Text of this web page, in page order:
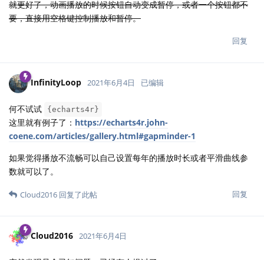
就更好了，动画播放的时候按钮自动变成暂停，或者一个按钮都不
要，直接用空格键控制播放和暂停。
回复
InfinityLoop 2021年6月4日 已编辑
何不试试 {echarts4r}
这里就有例子了： https://echarts4r.john-
coene.com/articles/gallery.html#gapminder-1
如果觉得播放不流畅可以自己设置每年的播放时长或者平滑曲线参
数就可以了。
回复
Cloud2016 回复了此帖
Cloud2016 2021年6月4日